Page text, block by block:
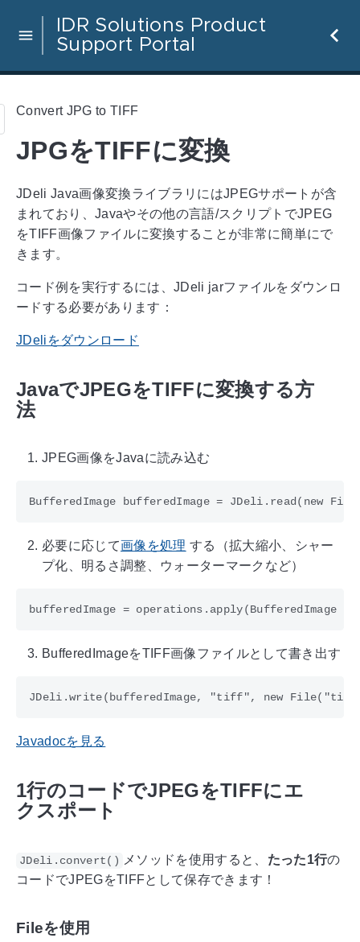
IDR Solutions Product
Support Portal
Convert JPG to TIFF
JPGをTIFFに変換
JDeli Java画像変換ライブラリにはJPEGサポートが含
まれており、Javaやその他の言語/スクリプトでJPEG
をTIFF画像ファイルに変換することが非常に簡単にで
きます。
コード例を実行するには、JDeli jarファイルをダウンロ
ードする必要があります：
JDeliをダウンロード
JavaでJPEGをTIFFに変換する方
法
JPEG画像をJavaに読み込む
必要に応じて画像を処理 する（拡大縮小、シャー
プ化、明るさ調整、ウォーターマークなど）
BufferedImageをTIFF画像ファイルとして書き出す
Javadocを見る
1行のコードでJPEGをTIFFにエ
クスポート
JDeli.convert() メソッドを使用すると、 たった1行の
コードでJPEGをTIFFとして保存できます！
Fileを使用